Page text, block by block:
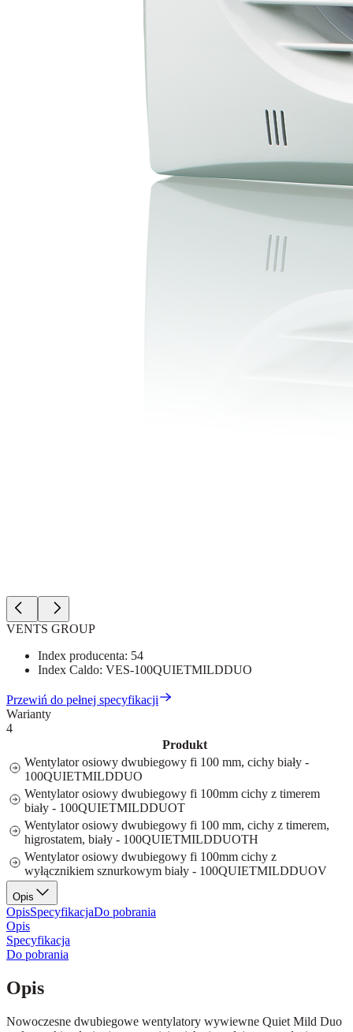
VENTS GROUP
Index producenta: 54
Index Caldo: VES-100QUIETMILDDUO
Przewiń do pełnej specyfikacji
Warianty
4
Produkt
Wentylator osiowy dwubiegowy fi 100 mm, cichy biały -
100QUIETMILDDUO
Wentylator osiowy dwubiegowy fi 100mm cichy z timerem
biały - 100QUIETMILDDUOT
Wentylator osiowy dwubiegowy fi 100 mm, cichy z timerem,
higrostatem, biały - 100QUIETMILDDUOTH
Wentylator osiowy dwubiegowy fi 100mm cichy z
wyłącznikiem sznurkowym biały - 100QUIETMILDDUOV
Opis
OpisSpecyfikacjaDo pobrania
Opis
Specyfikacja
Do pobrania
Opis
Nowoczesne dwubiegowe wentylatory wywiewne Quiet Mild Duo